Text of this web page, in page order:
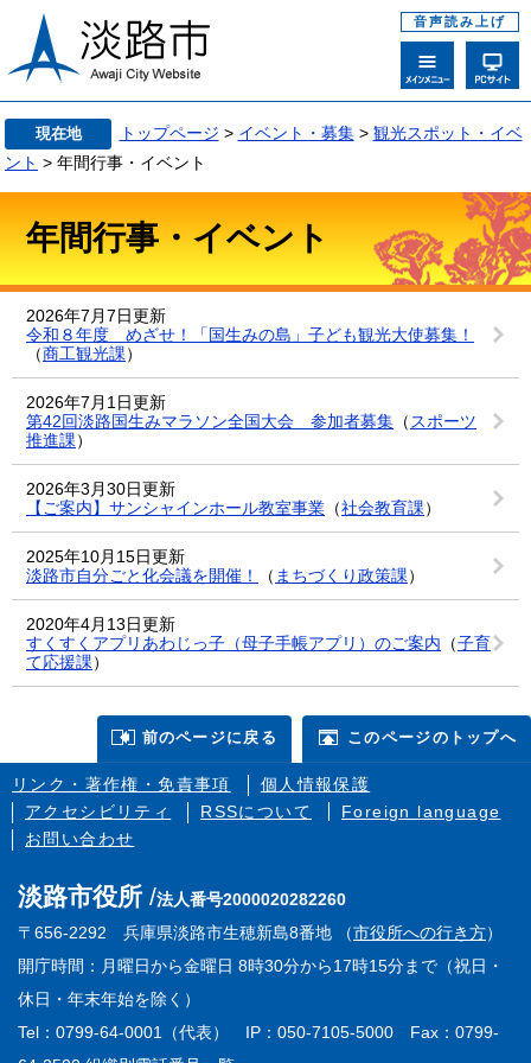
音声読み上げ
現在地 トップページ > イベント・募集> 観光スポット・イベ
ント > 年間行事・イベント
年間行事・イベント
2026年7月7日更新
令和８年度 めざせ！「国生みの島」子ども観光大使募集！
（商工観光課）
2026年7月1日更新
第42回淡路国生みマラソン全国大会 参加者募集 （ スポーツ
推進課）
2026年3月30日更新
【ご案内】サンシャインホール教室事業 （社会教育課）
2025年10月15日更新
淡路市自分ごと化会議を開催！
（ まちづくり政策課）
2020年4月13日更新
すくすくアプリあわじっ子（母子手帳アプリ）のご案内 （子育
て応援課）
前のページに戻る このページのトップへ
リンク・著作権・免責事項
個人情報保護
アクセシビリティ
RSSについて
Foreign language
お問い合わせ
淡路市役所
法人番号2000020282260
〒656-2292 兵庫県淡路市生穂新島8番地 （市役所への行き方）
開庁時間：月曜日から金曜日 8時30分から17時15分まで（祝日・
休日・年末年始を除く）
Tel：0799-64-0001（代表） IP：050-7105-5000 Fax：0799-